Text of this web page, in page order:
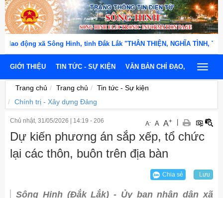
xã Sông Hinh, tỉnh Đắk Lắk "THÂN THIỆN, NGHĨA TÌNH, TẬN TỤY,
GIỚI THIỆU TIN TỨC - SỰ KIỆN VĂN BẢN CHỈ ĐẠO, ĐIỀU HÀNH
Toggle
Trang chủ Trang chủ
Tin tức - Sự kiện
Chính trị - Xây dựng Đảng
Chủ nhật, 31/05/2026 14:19 - 206 A- A A+
Dự kiến phương án sắp xếp, tổ chức
lại các thôn, buôn trên địa bàn
Chia sẻ Lưu
Sông Hinh (Đắk Lắk) - Ủy ban nhân dân xã